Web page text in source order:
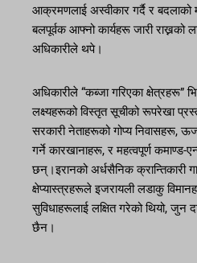
आक्रमणलाई अस्वीकार गर्दै र बदलाको
बलपूर्वक आफ्नो कार्यहरू जारी राख्नको
अधिकारीले थपे।
अधिकारीले “कब्जा गरिएका क्षेत्रहरू”
लक्ष्यहरूको विस्तृत सूचीको रूपरेखा
सरकारी नेताहरूको गोप्य निवासहरू,
गर्ने कारखानाहरू, र महत्वपूर्ण कमाण्ड-
छन्।इरानको अर्धसैनिक क्रान्तिकारी
क्षेप्यास्त्रहरूले इजरायली लडाकु
सुविधाहरूलाई लक्षित गरेको थियो, जुन
छैन।